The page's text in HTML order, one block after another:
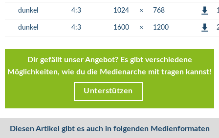
dunkel 4:3 1024 × 768
dunkel 4:3 1600 × 1200
Dir gefällt unser Angebot? Es gibt verschiedene
Möglichkeiten, wie du die Medienarche mit tragen kannst!
Unterstützen
Diesen Artikel gibt es auch in folgenden Medienformaten